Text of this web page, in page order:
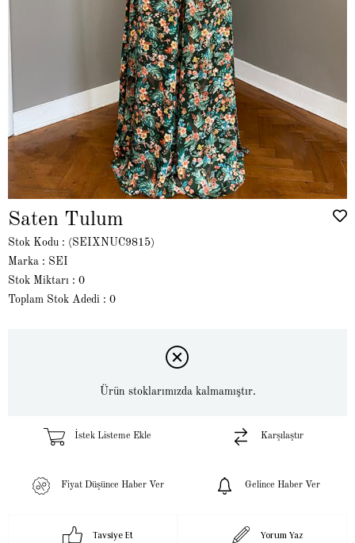
Saten Tulum
Stok Kodu
(SEIXNUC9815)
Marka : SEI
Stok Miktarı : 0
Toplam Stok Adedi : 0
Ürün stoklarımızda kalmamıştır.
İstek Listeme Ekle Karşılaştır
Fiyat Düşünce Haber Ver Gelince Haber Ver
Tavsiye Et Yorum Yaz